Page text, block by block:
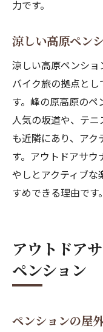
子供と遊
ント
家族連れ
ド
自然体験
ペンショ
ペンションと
ペンショ
る
ペンショ
ペンショ
力です。
涼しい高原ペン
涼しい高原ペンショ
バイク旅の拠点と
す。峰の原高原の
人気の坂道や、テ
も近隣にあり、ア
す。アウトドアサ
やしとアクティブ
すめできる理由です。
アウトドア
ペンション
ペンションの屋